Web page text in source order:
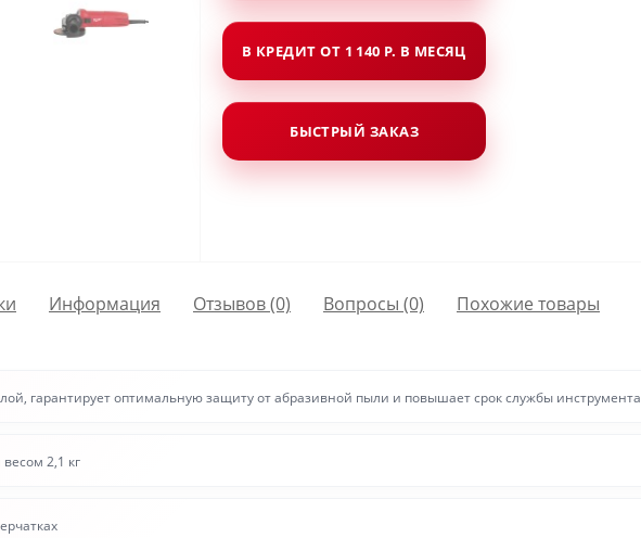
В КРЕДИТ ОТ 1 140 Р. В МЕСЯЦ
БЫСТРЫЙ ЗАКАЗ
Информация Отзывов (0) Вопросы (0) Похожие товары
гарантирует оптимальную защиту от абразивной пыли и повышает срок службы инструмента
2,1 кг